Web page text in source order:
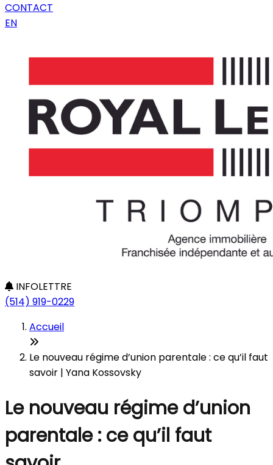
CONTACT
EN
INFOLETTRE
(514) 919-0229
Accueil
Le nouveau régime d’union parentale : ce qu’il faut
savoir | Yana Kossovsky
Le nouveau régime d’union
parentale : ce qu’il faut